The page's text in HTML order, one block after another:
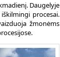
Daugelyje
procesai.
žmonėms